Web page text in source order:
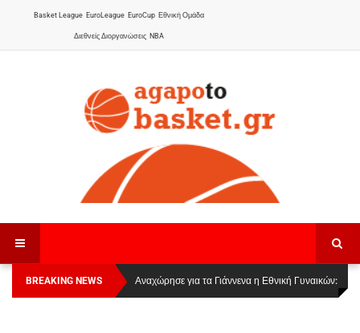
Basket League EuroLeague EuroCup Εθνική Ομάδα
Διεθνείς Διοργανώσεις NBA
BREAKING NEWS
Οι Πάνθηρες Καβάλας στην Women Basketball
League 1
Αναχώρησε για τα Γιάννενα η Εθνική Γυναικών: